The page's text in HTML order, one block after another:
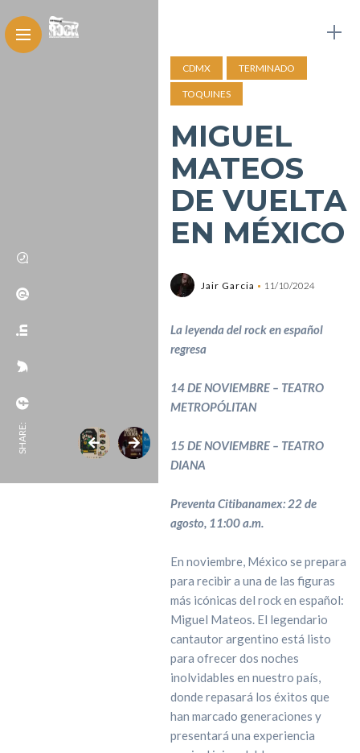
SHARE:
CDMX TERMINADO
TOQUINES
MIGUEL
MATEOS
DE VUELTA
EN MÉXICO
Jair Garcia 11/10/2024
La leyenda del rock en español
regresa
14 DE NOVIEMBRE – TEATRO
METROPÓLITAN
15 DE NOVIEMBRE – TEATRO
DIANA
Preventa Citibanamex: 22 de
agosto, 11:00 a.m.
En noviembre, México se prepara
para recibir a una de las figuras
más icónicas del rock en español:
Miguel Mateos. El legendario
cantautor argentino está listo
para ofrecer dos noches
inolvidables en nuestro país,
donde repasará los éxitos que
han marcado generaciones y
presentará una experiencia